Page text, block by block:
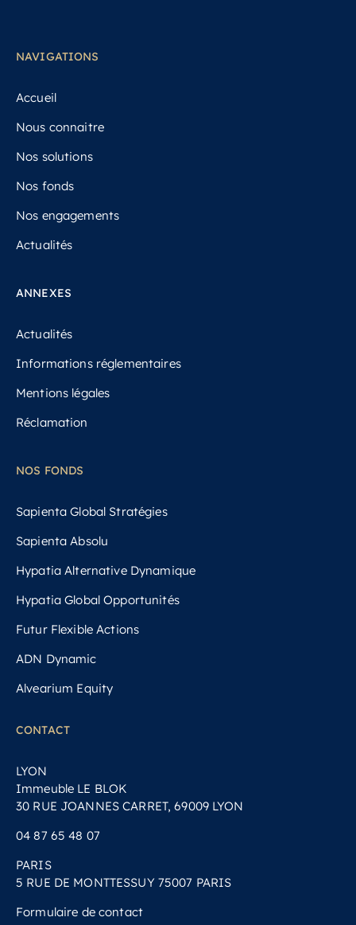
NAVIGATIONS
Accueil
Nous connaitre
Nos solutions
Nos fonds
Nos engagements
Actualités
ANNEXES
Actualités
Informations réglementaires
Mentions légales
Réclamation
NOS FONDS
Sapienta Global Stratégies
Sapienta Absolu
Hypatia Alternative Dynamique
Hypatia Global Opportunités
Futur Flexible Actions
ADN Dynamic
Alvearium Equity
CONTACT
LYON
Immeuble LE BLOK
30 RUE JOANNES CARRET, 69009 LYON
04 87 65 48 07
PARIS
5 RUE DE MONTTESSUY 75007 PARIS
Formulaire de contact